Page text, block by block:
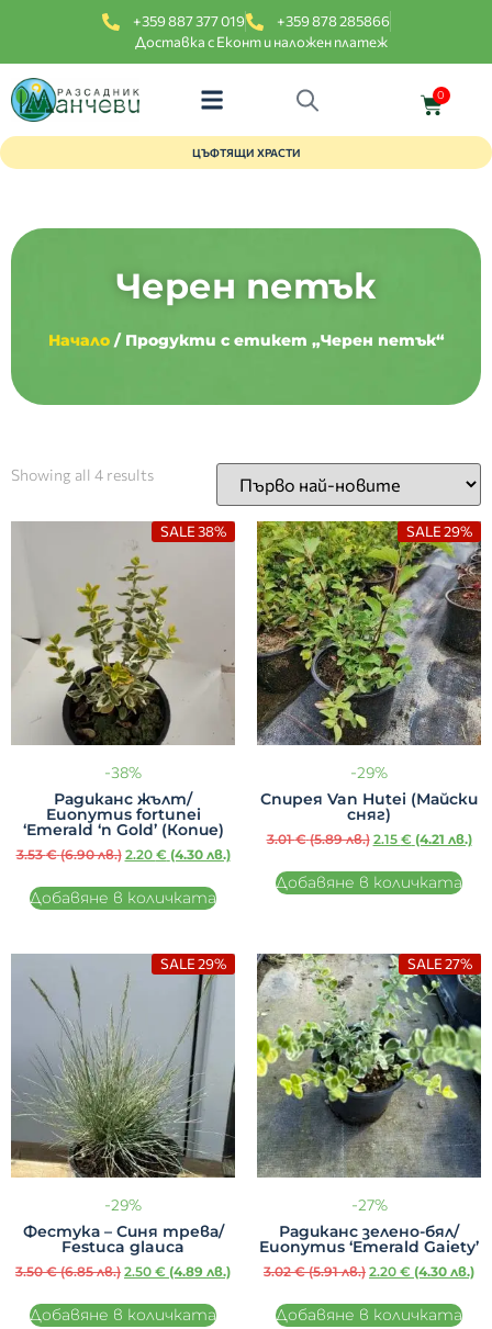
+359 887 377 019
+359 878 285866
Доставка с Еконт и наложен платеж
0
ЦЪФТЯЩИ ХРАСТИ
Черен петък
Начало/ Продукти с етикет „Черен петък“
Showing all 4 results
-38%
Радиканс жълт/
Euonymus fortunei
‘Emerald ‘n Gold’ (Копие)
SALE 38%
3.53€ (6.90 лв.) 2.20 € (4.30 лв.)
Добавяне в количката
-29%
Спирея Van Hutei (Майски
сняг)
SALE 29%
3.01€ (5.89 лв.) 2.15 € (4.21 лв.)
Добавяне в количката
-29%
Фестука – Синя трева/
Festuca glauca
SALE 29%
3.50€ (6.85 лв.) 2.50 € (4.89 лв.)
Добавяне в количката
-27%
Радиканс зелено-бял/
Euonymus ‘Emerald Gaiety’
SALE 27%
3.02€ (5.91 лв.) 2.20 € (4.30 лв.)
Добавяне в количката